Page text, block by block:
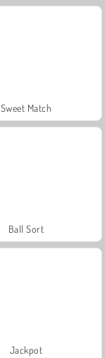
Sweet Match
Ball Sort
Jackpot